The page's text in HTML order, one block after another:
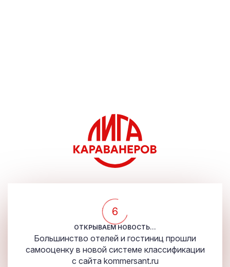
6
ОТКРЫВАЕМ НОВОСТЬ...
Большинство отелей и гостиниц прошли
самооценку в новой системе классификации
с сайта kommersant.ru